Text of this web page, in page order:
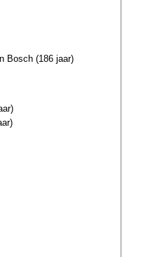
Bosch (186 jaar)